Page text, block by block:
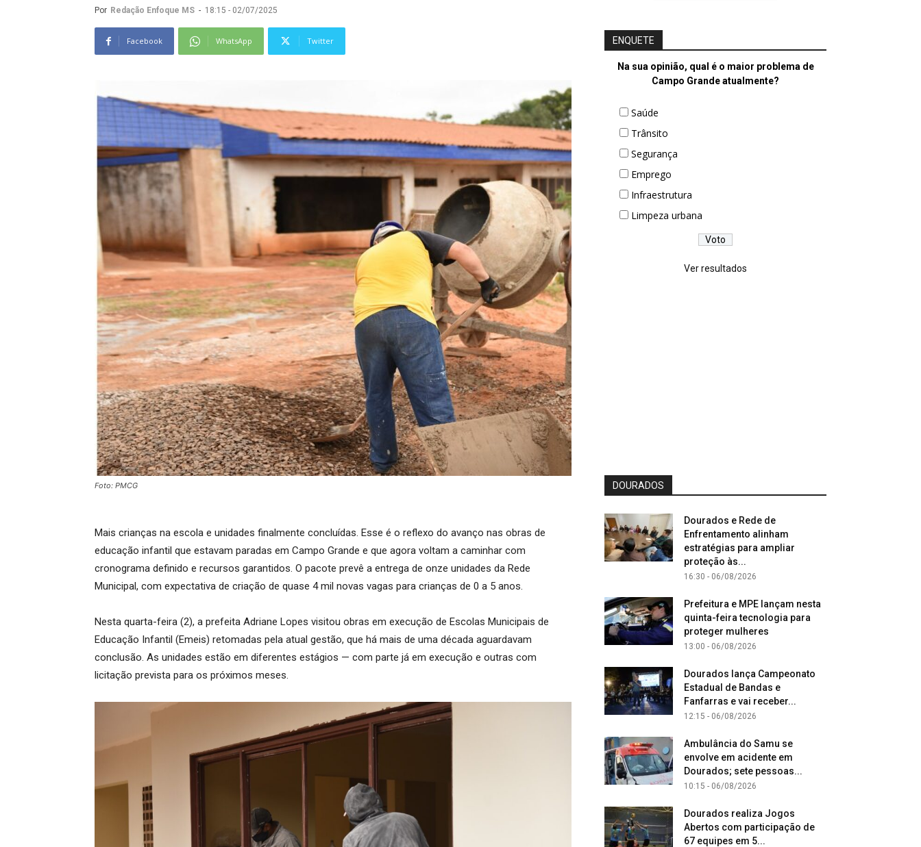
Por Redação Enfoque MS - 18:15 - 02/07/2025
Facebook WhatsApp Twitter
Foto: PMCG
Mais crianças na escola e unidades finalmente concluídas. Esse é o reflexo do avanço nas obras de
educação infantil que estavam paradas em Campo Grande e que agora voltam a caminhar com
cronograma definido e recursos garantidos. O pacote prevê a entrega de onze unidades da Rede
Municipal, com expectativa de criação de quase 4 mil novas vagas para crianças de 0 a 5 anos.
Nesta quarta-feira (2), a prefeita Adriane Lopes visitou obras em execução de Escolas Municipais de
Educação Infantil (Emeis) retomadas pela atual gestão, que há mais de uma década aguardavam
conclusão. As unidades estão em diferentes estágios — com parte já em execução e outras com
licitação prevista para os próximos meses.
ENQUETE
Na sua opinião, qual é o maior problema de
Campo Grande atualmente?
Saúde
Trânsito
Segurança
Emprego
Infraestrutura
Limpeza urbana
Ver resultados
DOURADOS
Dourados e Rede de
Enfrentamento alinham
estratégias para ampliar
proteção às...
16:30 - 06/08/2026
Prefeitura e MPE lançam nesta
quinta-feira tecnologia para
proteger mulheres
13:00 - 06/08/2026
Dourados lança Campeonato
Estadual de Bandas e
Fanfarras e vai receber...
12:15 - 06/08/2026
Ambulância do Samu se
envolve em acidente em
Dourados; sete pessoas...
10:15 - 06/08/2026
Dourados realiza Jogos
Abertos com participação de
67 equipes em 5...